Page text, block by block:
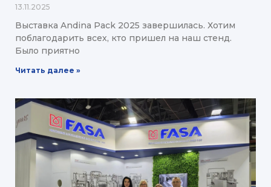
13.11.2025
Выставка Andina Pack 2025 завершилась. Хотим
поблагодарить всех, кто пришел на наш стенд.
Было приятно
Читать далее »